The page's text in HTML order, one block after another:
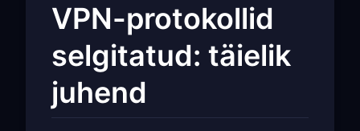
VPN-protokollid
selgitatud: täielik
juhend